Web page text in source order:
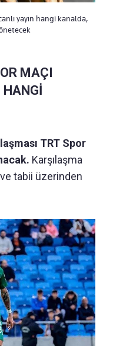
yayın hangi kanalda,
MAÇI
HANGİ
TRT Spor
Karşılaşma
tabii üzerinden